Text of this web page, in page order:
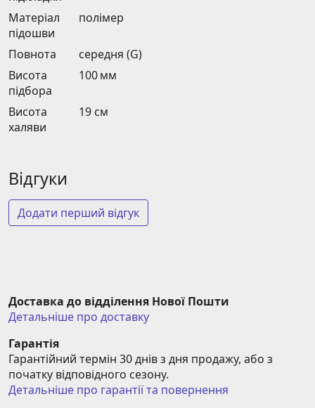
Матеріал
підошви
полімер
Повнота
середня (G)
Висота
підбора
100 мм
Висота
халяви
19 см
Відгуки
Додати перший відгук
Доставка до відділення Нової Пошти
Детальніше про доставку
Гарантія
Гарантійний термін 30 днів з дня продажу, або з
початку відповідного сезону.
Детальніше про гарантії та повернення